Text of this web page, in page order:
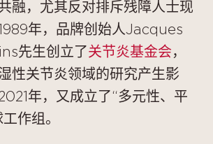
融，尤其反对排斥残障人士现
年，品牌创始人Jacques
先生创立了 关节炎基金会 ，
性关节炎领域的研究产生影
年，又成立了“多元性、平
作组。